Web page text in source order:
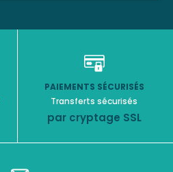
PAIEMENTS SÉCURISÉS
Transferts sécurisés
par cryptage SSL